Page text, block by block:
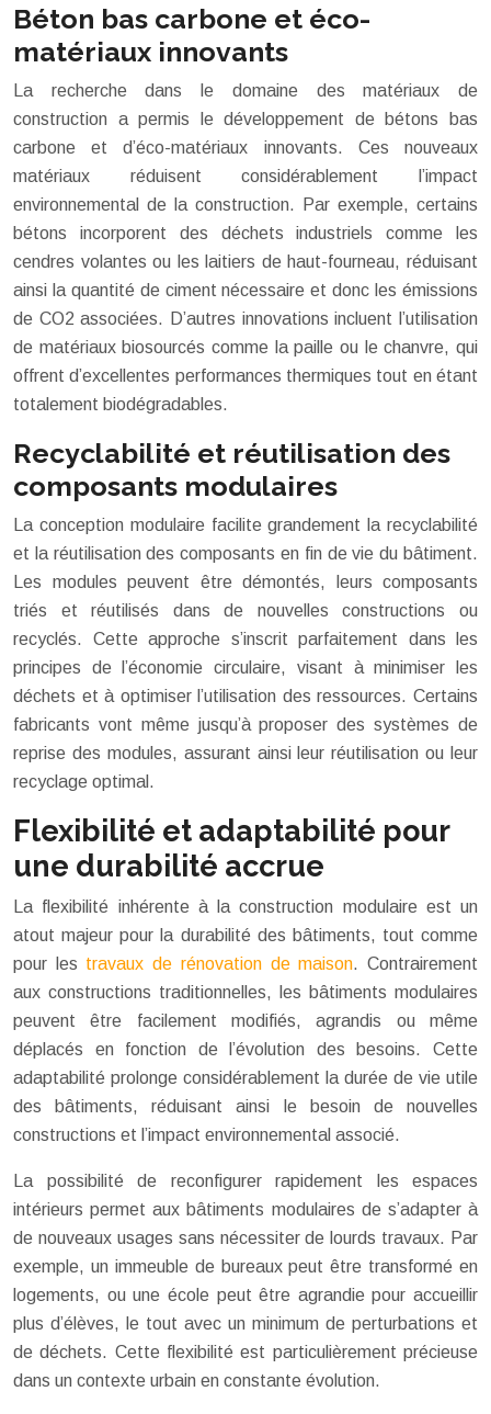
Béton bas carbone et éco-
matériaux innovants
La recherche dans le domaine des matériaux de
construction a permis le développement de bétons bas
carbone et d’éco-matériaux innovants. Ces nouveaux
matériaux réduisent considérablement l’impact
environnemental de la construction. Par exemple, certains
bétons incorporent des déchets industriels comme les
cendres volantes ou les laitiers de haut-fourneau, réduisant
ainsi la quantité de ciment nécessaire et donc les émissions
de CO2 associées. D’autres innovations incluent l’utilisation
de matériaux biosourcés comme la paille ou le chanvre, qui
offrent d’excellentes performances thermiques tout en étant
totalement biodégradables.
Recyclabilité et réutilisation des
composants modulaires
La conception modulaire facilite grandement la recyclabilité
et la réutilisation des composants en fin de vie du bâtiment.
Les modules peuvent être démontés, leurs composants
triés et réutilisés dans de nouvelles constructions ou
recyclés. Cette approche s’inscrit parfaitement dans les
principes de l’économie circulaire, visant à minimiser les
déchets et à optimiser l’utilisation des ressources. Certains
fabricants vont même jusqu’à proposer des systèmes de
reprise des modules, assurant ainsi leur réutilisation ou leur
recyclage optimal.
Flexibilité et adaptabilité pour
une durabilité accrue
La flexibilité inhérente à la construction modulaire est un
atout majeur pour la durabilité des bâtiments, tout comme
pour les travaux de rénovation de maison. Contrairement
aux constructions traditionnelles, les bâtiments modulaires
peuvent être facilement modifiés, agrandis ou même
déplacés en fonction de l’évolution des besoins. Cette
adaptabilité prolonge considérablement la durée de vie utile
des bâtiments, réduisant ainsi le besoin de nouvelles
constructions et l’impact environnemental associé.
La possibilité de reconfigurer rapidement les espaces
intérieurs permet aux bâtiments modulaires de s’adapter à
de nouveaux usages sans nécessiter de lourds travaux. Par
exemple, un immeuble de bureaux peut être transformé en
logements, ou une école peut être agrandie pour accueillir
plus d’élèves, le tout avec un minimum de perturbations et
de déchets. Cette flexibilité est particulièrement précieuse
dans un contexte urbain en constante évolution.